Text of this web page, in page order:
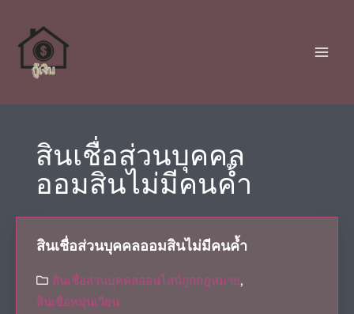
สินเชื่อส่วนบุคคล
ออมสินไม่มีคนค้ำ
สินเชื่อส่วนบุคคลออมสินไม่มีคนค้ำ
สินเชื่อส่วนบุคคลออนไลน์ถูกกฎหมาย,
สินเชื่อหมุนเวียน